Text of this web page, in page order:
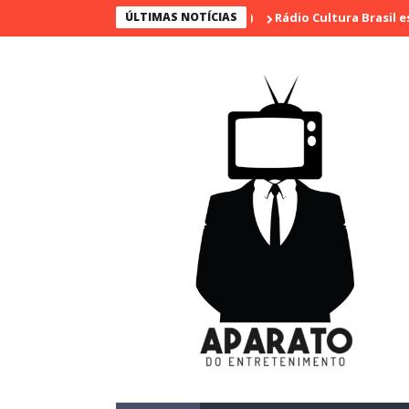
ÚLTIMAS NOTÍCIASRádio Cultura Brasil estreia série